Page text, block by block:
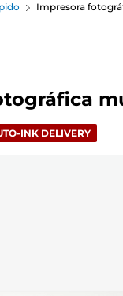
Impresora
INK DELIVERY